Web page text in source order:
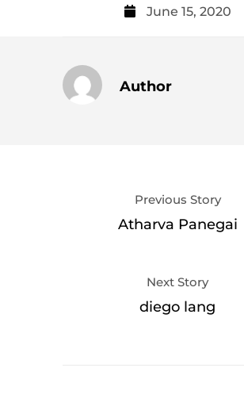
June 15, 2020
Author
Previous Story
Atharva Panegai
Next Story
diego lang